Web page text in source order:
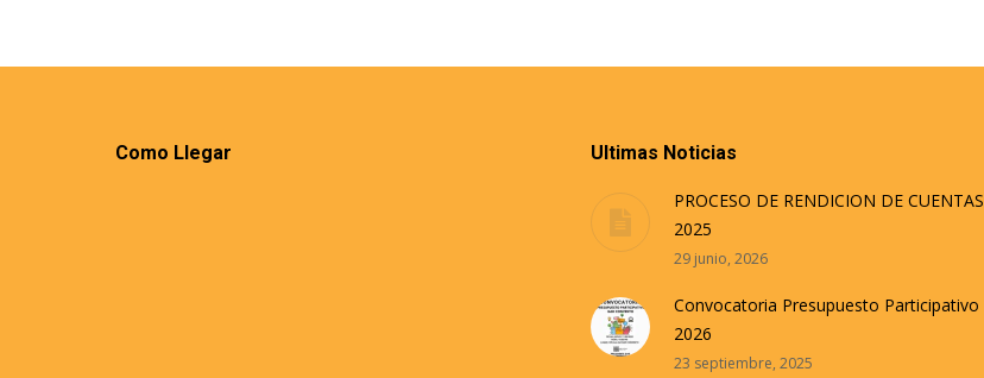
Como Llegar Ultimas Noticias
PROCESO DE RENDICION DE CUENTAS
2025
29 junio, 2026
Convocatoria Presupuesto Participativo
2026
23 septiembre, 2025